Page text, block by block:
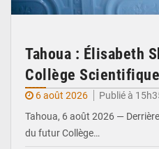
Tahoua : Élisabeth
Collège Scientifique
6 août 2026
Publié à
Tahoua, 6 août 2026 —
du futur Collège…